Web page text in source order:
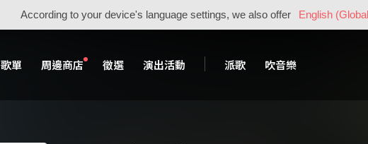
According to your device's language settings, we also offer English
歌單 周邊商店 徵選 演出活動 派歌 吹音樂